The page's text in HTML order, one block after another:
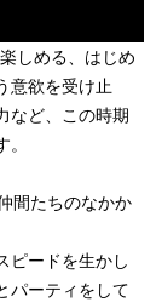
しめる、はじめ
意欲を受け止
など、この時期
間たちのなかか
ピードを生かし
パーティをして